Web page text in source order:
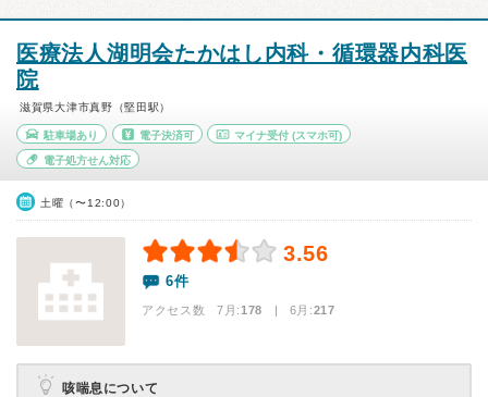
医療法人湖明会たかはし内科・循環器内科医
院
滋賀県大津市真野（堅田駅）
駐車場あり 電子決済可 マイナ受付 (スマホ可)
電子処方せん対応
土曜（〜12:00）
3.56
6件
アクセス数 7月:178 | 6月:217
咳喘息について